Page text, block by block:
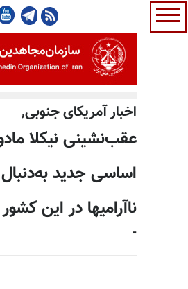
اخبار آمریکای جنوبی,
عقب‌نشینی نیکلا
اساسی جدید به‌دنبال
ناآرامیها در این کشور
-